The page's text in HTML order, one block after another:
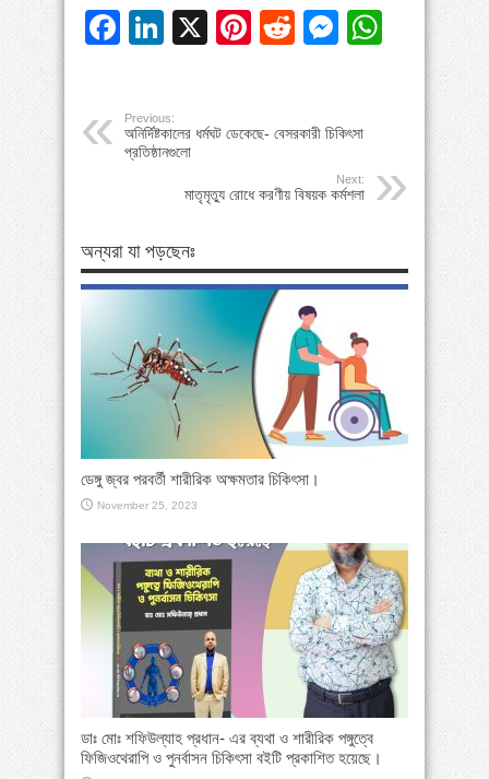
Facebook
LinkedIn
X Pinterest
Reddit
Previous:
অনির্দিষ্টকালের ধর্মঘট ডেকেছে- বেসরকারী চিকিৎসা
প্রতিষ্ঠানগুলো
Next:
মাতৃমৃত্যু রোধে করণীয় বিষয়ক কর্মশলা
অন্যরা যা পড়ছেনঃ
ডেঙ্গু জ্বর পরবর্তী শারীরিক অক্ষমতার চিকিৎসা।
November 25, 2023
ডাঃ মোঃ শফিউল্যাহ প্রধান- এর ব্যথা ও শারীরিক পঙ্গুত্বে
ফিজিওথেরাপি ও পুনর্বাসন চিকিৎসা বইটি প্রকাশিত হয়েছে।